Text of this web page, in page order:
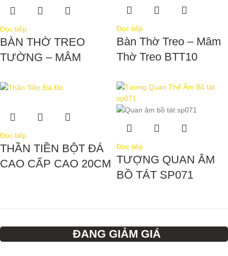
Đọc tiếp
BÀN THỜ TREO
TƯỜNG – MÂM
Đọc tiếp
Bàn Thờ Treo – Mâm
Thờ Treo BTT10
Đọc tiếp
THẦN TIỀN BỘT ĐÁ
CAO CẤP CAO 20CM
Đọc tiếp
TƯỢNG QUAN ÂM
BỒ TÁT SP071
ĐANG GIẢM GIÁ